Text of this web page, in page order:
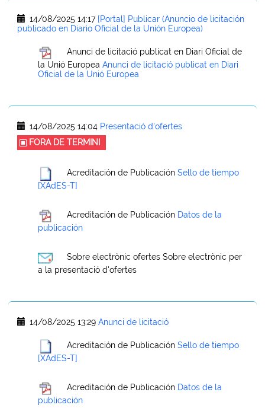
14/08/2025 14:17 [Portal] Publicar (Anuncio de licitación
publicado en Diario Oficial de la Unión Europea)
Anunci de licitació publicat en Diari Oficial de
la Unió Europea Anunci de licitació publicat en Diari
Oficial de la Unió Europea
14/08/2025 14:04 Presentació d'ofertes
FORA DE TERMINI
Acreditación de Publicación Sello de tiempo
[XAdES-T]
Acreditación de Publicación Datos de la
publicación
Sobre electrònic ofertes Sobre electrònic per
a la presentació d'ofertes
14/08/2025 13:29 Anunci de licitació
Acreditación de Publicación Sello de tiempo
[XAdES-T]
Acreditación de Publicación Datos de la
publicación